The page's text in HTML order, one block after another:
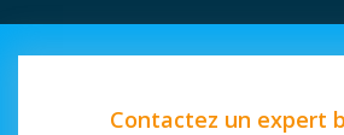
Contactez un expert